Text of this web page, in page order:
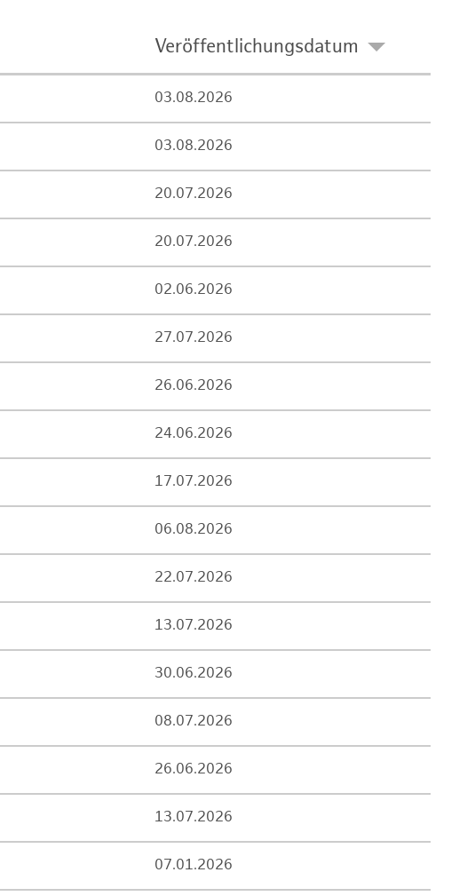
Veröffentlichungsdatum
03.08.2026
03.08.2026
20.07.2026
20.07.2026
02.06.2026
27.07.2026
26.06.2026
24.06.2026
17.07.2026
06.08.2026
22.07.2026
13.07.2026
30.06.2026
08.07.2026
26.06.2026
13.07.2026
07.01.2026